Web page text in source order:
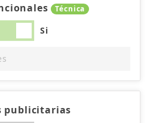
Técnica
Si
publicitarias